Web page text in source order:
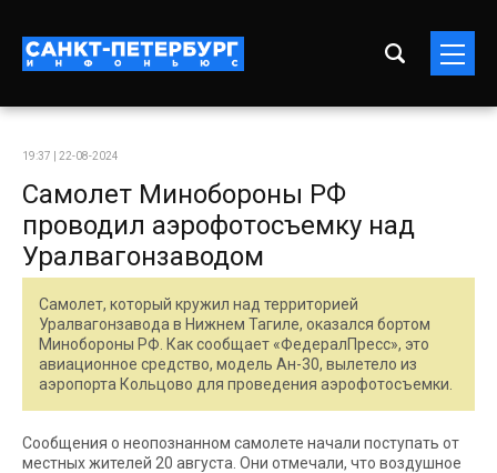
19:37 | 22-08-2024
Самолет Минобороны РФ
проводил аэрофотосъемку над
Уралвагонзаводом
Самолет, который кружил над территорией
Уралвагонзавода в Нижнем Тагиле, оказался бортом
Минобороны РФ. Как сообщает «ФедералПресс», это
авиационное средство, модель Ан-30, вылетело из
аэропорта Кольцово для проведения аэрофотосъемки.
Сообщения о неопознанном самолете начали поступать от
местных жителей 20 августа. Они отмечали, что воздушное